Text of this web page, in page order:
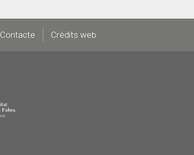
Contacte Crèdits web